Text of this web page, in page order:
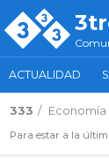
ACTUALIDAD
333 Economía
Para estar a la